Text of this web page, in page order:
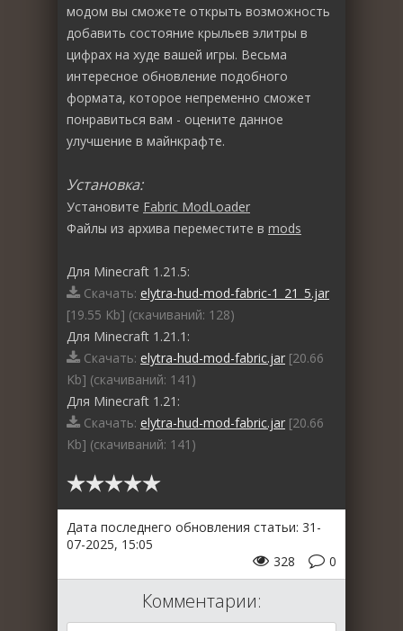
модом вы сможете открыть возможность
добавить состояние крыльев элитры в
цифрах на худе вашей игры. Весьма
интересное обновление подобного
формата, которое непременно сможет
понравиться вам - оцените данное
улучшение в майнкрафте.
Установка:
Установите Fabric ModLoader
Файлы из архива переместите в mods
Для Minecraft 1.21.5:
Скачать: elytra-hud-mod-fabric-1_21_5.jar
[19.55 Kb] (cкачиваний: 128)
Для Minecraft 1.21.1:
Скачать: elytra-hud-mod-fabric.jar [20.66
Kb] (cкачиваний: 141)
Для Minecraft 1.21:
Скачать: elytra-hud-mod-fabric.jar [20.66
Kb] (cкачиваний: 141)
Дата последнего обновления статьи: 31-
07-2025, 15:05
0
328
Комментарии: